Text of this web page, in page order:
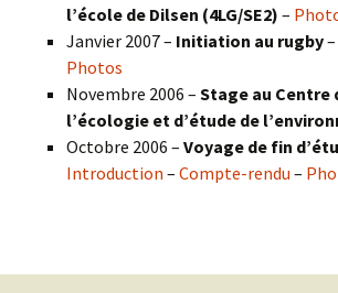
l’école de Dilsen (4LG/SE2) –
Janvier 2007 – Initiation au rugby–
Photos
Novembre 2006 – Stage au Centre
l’écologie et d’étude de
Octobre 2006 – Voyage de fin
Introduction – Compte-rendu –